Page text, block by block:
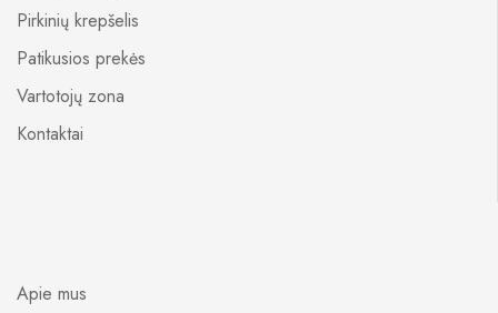
Pirkinių krepšelis
Patikusios prekės
Vartotojų zona
Kontaktai
Apie mus